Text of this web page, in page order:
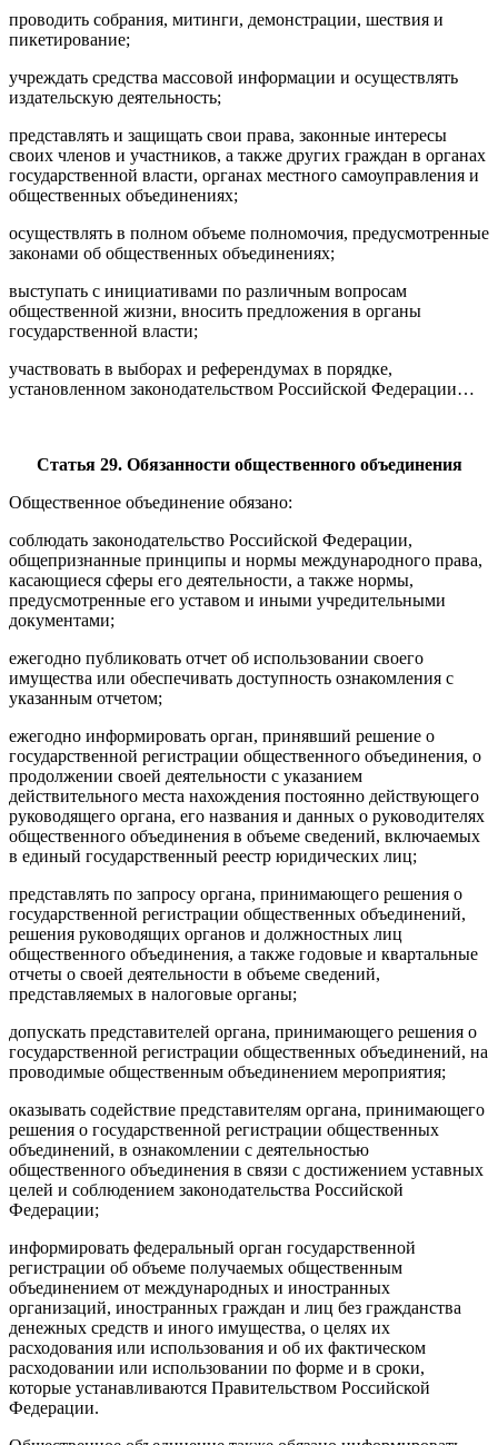
проводить собрания, митинги, демонстрации, шествия и
пикетирование;
учреждать средства массовой информации и осуществлять
издательскую деятельность;
представлять и защищать свои права, законные интересы
своих членов и участников, а также других граждан в органах
государственной власти, органах местного самоуправления и
общественных объединениях;
осуществлять в полном объеме полномочия, предусмотренные
законами об общественных объединениях;
выступать с инициативами по различным вопросам
общественной жизни, вносить предложения в органы
государственной власти;
участвовать в выборах и референдумах в порядке,
установленном законодательством Российской Федерации…
Статья 29. Обязанности общественного объединения
Общественное объединение обязано:
соблюдать законодательство Российской Федерации,
общепризнанные принципы и нормы международного права,
касающиеся сферы его деятельности, а также нормы,
предусмотренные его уставом и иными учредительными
документами;
ежегодно публиковать отчет об использовании своего
имущества или обеспечивать доступность ознакомления с
указанным отчетом;
ежегодно информировать орган, принявший решение о
государственной регистрации общественного объединения, о
продолжении своей деятельности с указанием
действительного места нахождения постоянно действующего
руководящего органа, его названия и данных о руководителях
общественного объединения в объеме сведений, включаемых
в единый государственный реестр юридических лиц;
представлять по запросу органа, принимающего решения о
государственной регистрации общественных объединений,
решения руководящих органов и должностных лиц
общественного объединения, а также годовые и квартальные
отчеты о своей деятельности в объеме сведений,
представляемых в налоговые органы;
допускать представителей органа, принимающего решения о
государственной регистрации общественных объединений, на
проводимые общественным объединением мероприятия;
оказывать содействие представителям органа, принимающего
решения о государственной регистрации общественных
объединений, в ознакомлении с деятельностью
общественного объединения в связи с достижением уставных
целей и соблюдением законодательства Российской
Федерации;
информировать федеральный орган государственной
регистрации об объеме получаемых общественным
объединением от международных и иностранных
организаций, иностранных граждан и лиц без гражданства
денежных средств и иного имущества, о целях их
расходования или использования и об их фактическом
расходовании или использовании по форме и в сроки,
которые устанавливаются Правительством Российской
Федерации.